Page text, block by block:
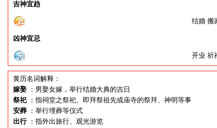
吉神宜趋
结婚 搬
凶神宜忌
开业 祈
黄历名词解释：
嫁娶
：男娶女嫁，举行结婚大典的吉日
祭祀 ：指祠堂之祭祀、即拜祭祖先或庙寺的祭拜、神明等事
安葬
：举行埋葬等仪式
出行 ：指外出旅行、观光游览